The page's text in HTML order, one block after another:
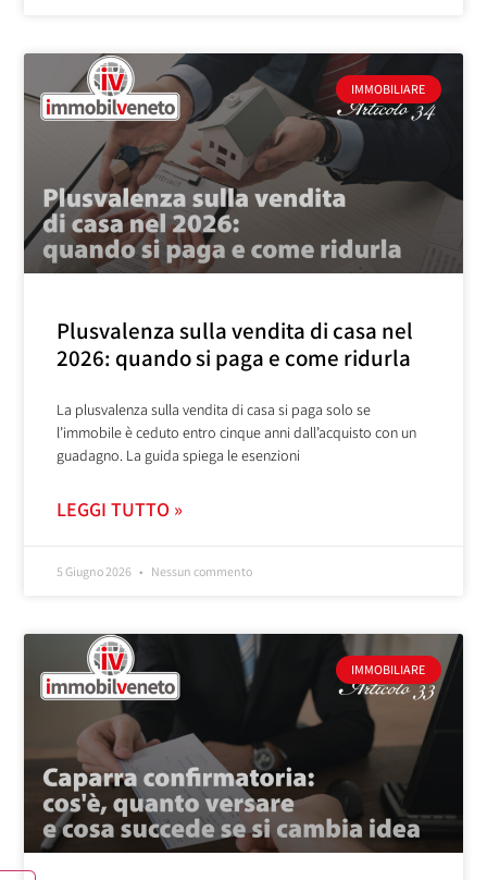
IMMOBILIARE
Plusvalenza sulla vendita di casa nel
2026: quando si paga e come ridurla
La plusvalenza sulla vendita di casa si paga solo se
l’immobile è ceduto entro cinque anni dall’acquisto con un
guadagno. La guida spiega le esenzioni
LEGGI TUTTO »
5 Giugno 2026 Nessun commento
IMMOBILIARE